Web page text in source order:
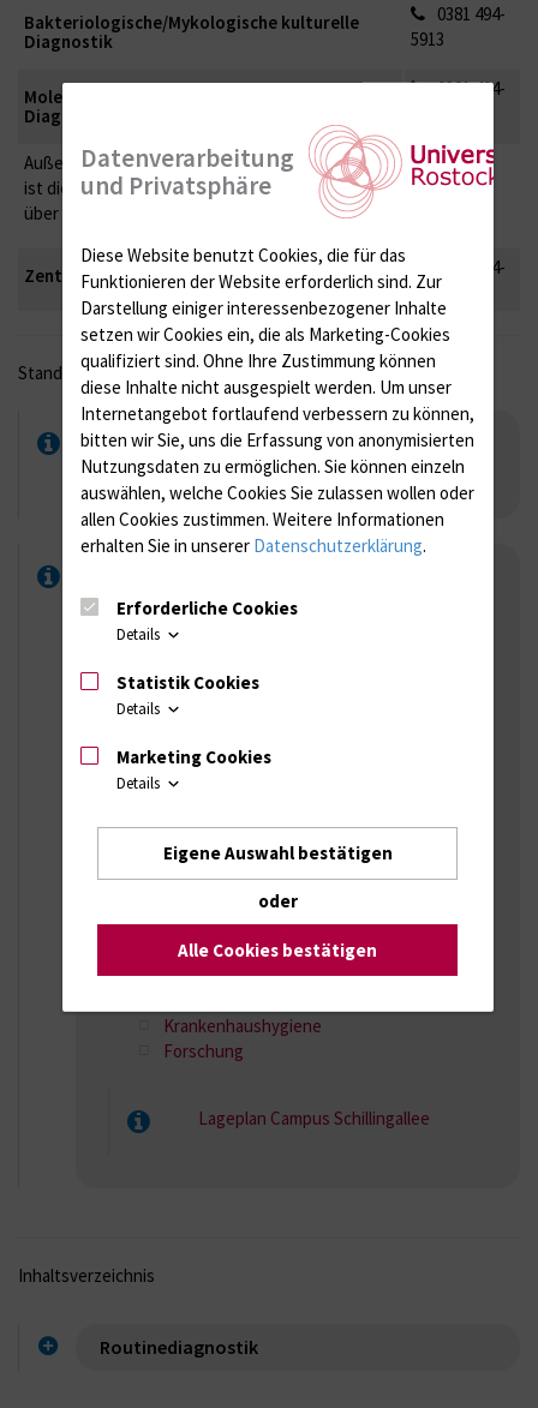
Bakteriologische/Mykologische kulturelle
Diagnostik
0381 494-
5913
Molekularbiologische/Infektionsserologische
Diagnostik
0381 494-
Außerhalb der oben genannten Zeiten
ist die
ärztliche Rufbereitschaf
erreichbar
über die
Zentrale des Klinikums
0381 494-
117
Stand: April 2021
Öffnungszeiten der Labore
Laboroeffnungszeiten.pdf
Haus A (UNZ)
Schillingallee 36
Schillingallee 70
Krankenhaushygiene
Forschung
Lageplan Campus Schillingallee
Inhaltsverzeichnis
Routinediagnostik
Datenverarbeitung
und Privatsphäre
Diese Website benutzt Cookies, die für das
Funktionieren der Website erforderlich sind. Zur
Darstellung einiger interessenbezogener Inhalte
setzen wir Cookies ein, die als Marketing-Cookies
qualifiziert sind. Ohne Ihre Zustimmung können
diese Inhalte nicht ausgespielt werden. Um unser
Internetangebot fortlaufend verbessern zu können,
bitten wir Sie, uns die Erfassung von anonymisierten
Nutzungsdaten zu ermöglichen. Sie können einzeln
auswählen, welche Cookies Sie zulassen wollen oder
allen Cookies zustimmen. Weitere Informationen
erhalten Sie in unserer Datenschutzerklärung.
Erforderliche Cookies
Details
Statistik Cookies
Details
Marketing Cookies
Details
Eigene Auswahl bestätigen
oder
Alle Cookies bestätigen